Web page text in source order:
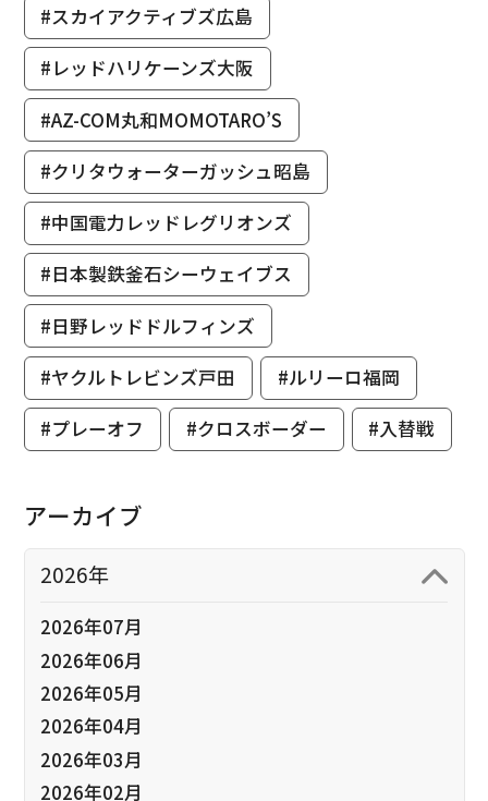
#スカイアクティブズ広島
#レッドハリケーンズ大阪
#AZ-COM丸和MOMOTARO’S
#クリタウォーターガッシュ昭島
#中国電力レッドレグリオンズ
#日本製鉄釜石シーウェイブス
#日野レッドドルフィンズ
#ヤクルトレビンズ戸田
#ルリーロ福岡
#プレーオフ
#クロスボーダー #入替戦
アーカイブ
2026年
2026年07月
2026年06月
2026年05月
2026年04月
2026年03月
2026年02月